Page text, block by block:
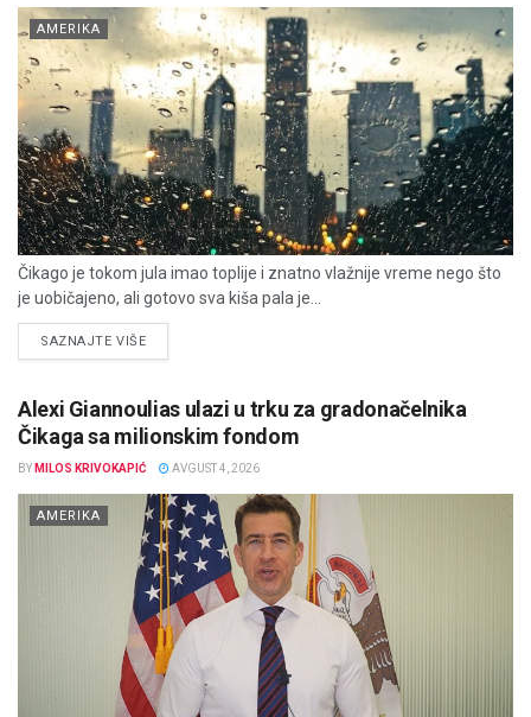
AMERIKA
Čikago je tokom jula imao toplije i znatno vlažnije vreme nego što
je uobičajeno, ali gotovo sva kiša pala je...
SAZNAJTE VIŠEDETAILS
Alexi Giannoulias ulazi u trku za gradonačelnika
Čikaga sa milionskim fondom
BY MILOS KRIVOKAPIĆ AVGUST 4, 2026
AMERIKA